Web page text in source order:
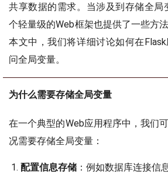
共享数据的需求。当涉及到存储全局
个轻量级的Web框架也提供了一些方
本文中，我们将详细讨论如何在
问全局变量。
为什么需要存储全局变量
在一个典型的Web应用程序中，我们
况需要存储全局变量：
配置信息存储 ：例如数据库连接信